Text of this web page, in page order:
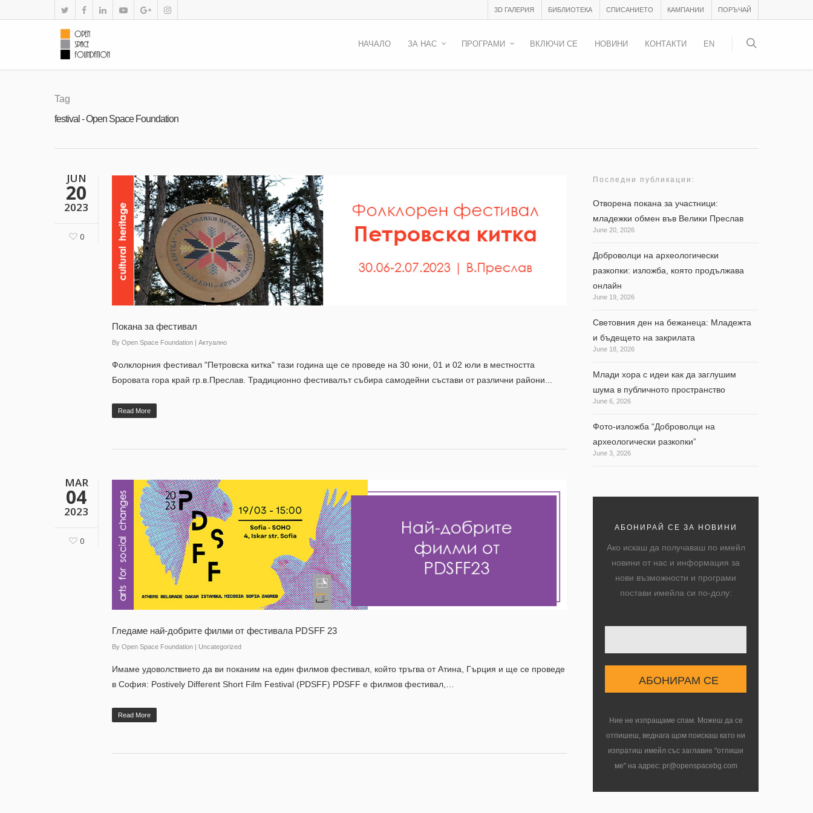
3D ГАЛЕРИЯ БИБЛИОТЕКА СПИСАНИЕТО КАМПАНИИ ПОРЪЧАЙ
НАЧАЛО ЗА НАС ПРОГРАМИ ВКЛЮЧИ СЕ НОВИНИ КОНТАКТИ EN
Tag
festival - Open Space Foundation
JUN
20
2023
0
Покана за фестивал
By Open Space Foundation | Актуално
Фолклорния фестивал "Петровска китка" тази година ще се проведе на 30 юни, 01 и 02 юли в местността
Боровата гора край гр.в.Преслав. Традиционно фестивалът събира самодейни състави от различни райони...
Read More
MAR
04
2023
0
Гледаме най-добрите филми от фестивала PDSFF 23
By Open Space Foundation | Uncategorized
Имаме удоволствието да ви поканим на един филмов фестивал, който тръгва от Атина, Гърция и ще се проведе
в София: Postively Different Short Film Festival (PDSFF) PDSFF e филмов фестивал,…
Read More
Последни публикации:
Отворена покана за участници:
младежки обмен във Велики Преслав
June 20, 2026
Доброволци на археологически
разкопки: изложба, която продължава
онлайн
June 19, 2026
Световния ден на бежанеца: Младежта
и бъдещето на закрилата
June 18, 2026
Млади хора с идеи как да заглушим
шума в публичното пространство
June 6, 2026
Фото-изложба “Доброволци на
археологически разкопки”
June 3, 2026
АБОНИРАЙ СЕ ЗА НОВИНИ
Ако искаш да получаваш по имейл
новини от нас и информация за
нови възможности и програми
постави имейла си по-долу:
Ние не изпращаме спам. Можеш да се
отпишеш, веднага щом поискаш като ни
изпратиш имейл със заглавие "отпиши
ме" на адрес: pr@openspacebg.com